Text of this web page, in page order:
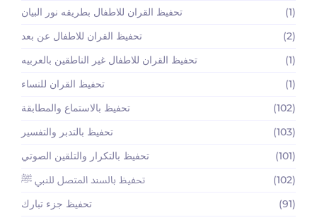
تحفيظ القران للاطفال بطريقه نور البيان
(1)
تحفيظ القران للاطفال عن بعد
(2)
تحفيظ القران للاطفال غير الناطقين بالعربيه
(1)
تحفيظ القران للنساء
(1)
تحفيظ بالاستماع والمطابقة
(102)
تحفيظ بالتدبر والتفسير
(103)
تحفيظ بالتكرار والتلقين الصوتي
(101)
تحفيظ بالسند المتصل للنبي ﷺ
(102)
تحفيظ جزء تبارك
(91)